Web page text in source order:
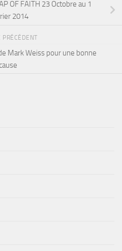
OF FAITH 23 Octobre au 1
2014
PRÉCÉDENT
Mark Weiss pour une bonne